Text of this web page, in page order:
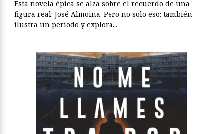
Esta novela épica se alza sobre el recuerdo de una
figura real: José Almoina. Pero no solo eso: también
ilustra un periodo y explora...